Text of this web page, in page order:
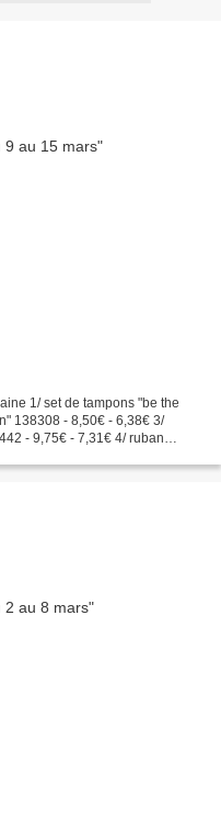
1/ set de tampons "be the
138308 - 8,50€ - 6,38€ 3/
- 9,75€ - 7,31€ 4/ ruban